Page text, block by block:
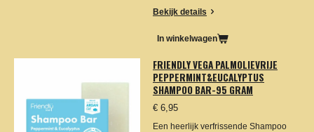
Bekijk details
In winkelwagen
FRIENDLY VEGA PALMOLIEVRIJE
PEPPERMINT&EUCALYPTUS
SHAMPOO BAR-95 GRAM
€ 6,95
Een heerlijk verfrissende Shampoo